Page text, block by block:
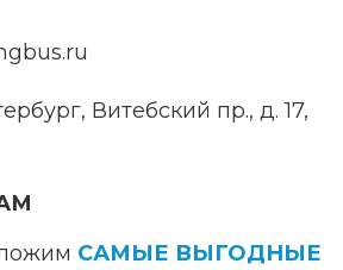
Витебский пр., д. 17,
САМЫЕ ВЫГОДНЫЕ